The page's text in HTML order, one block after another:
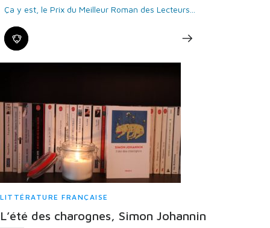
Ça y est, le Prix du Meilleur Roman des Lecteurs...
LITTÉRATURE FRANÇAISE
L’été des charognes, Simon Johannin